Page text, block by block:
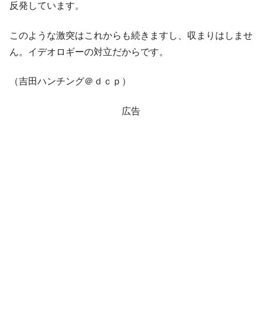
反発しています。
このような激突はこれからも続きますし、収まりはしませ
ん。イデオロギーの対立だからです。
（吉田ハンチング＠ｄｃｐ）
広告